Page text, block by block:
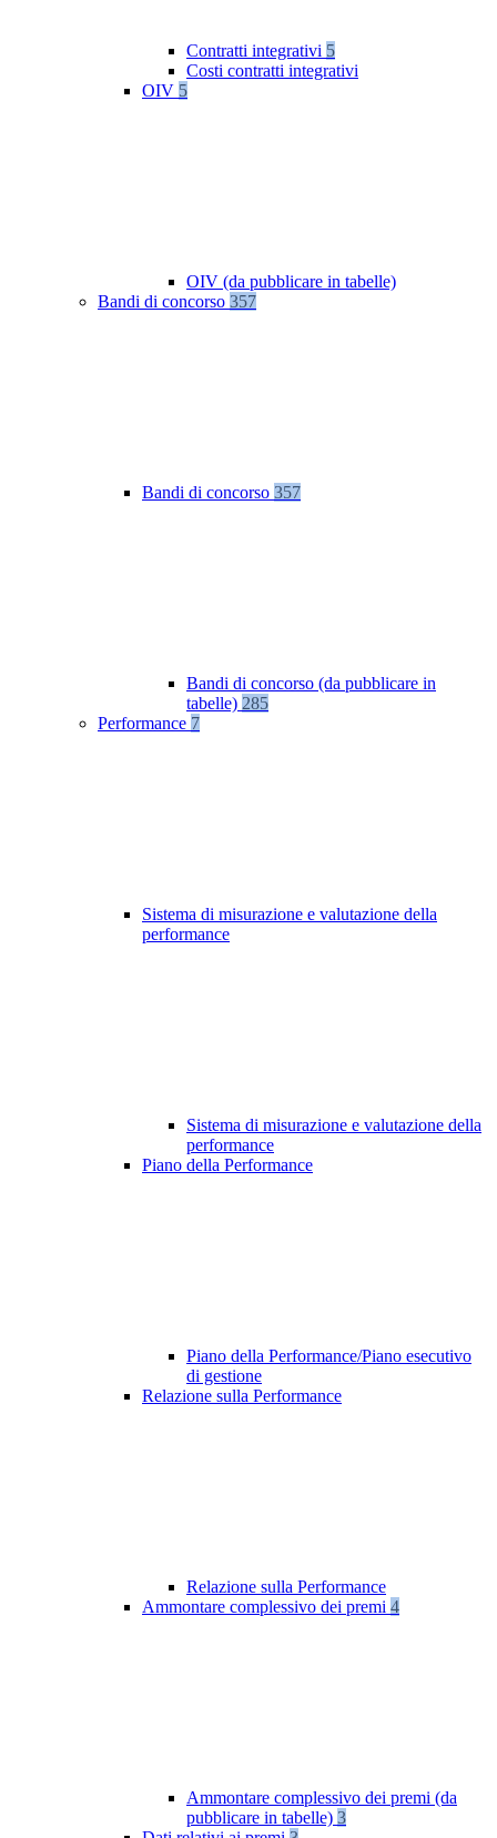
Contratti integrativi 5
Costi contratti integrativi
OIV 5
OIV (da pubblicare in tabelle)
Bandi di concorso 357
Bandi di concorso 357
Bandi di concorso (da pubblicare in
tabelle) 285
Performance 7
Sistema di misurazione e valutazione della
performance
Sistema di misurazione e valutazione della
performance
Piano della Performance
Piano della Performance/Piano esecutivo
di gestione
Relazione sulla Performance
Relazione sulla Performance
Ammontare complessivo dei premi 4
Ammontare complessivo dei premi (da
pubblicare in tabelle) 3